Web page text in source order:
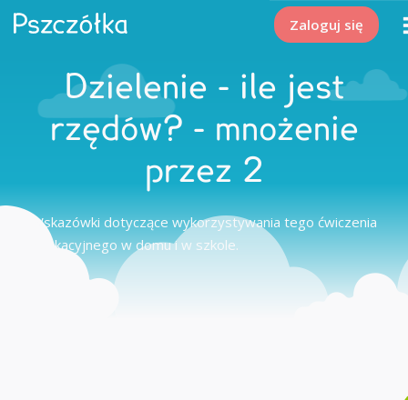
Zaloguj się
Dzielenie - ile jest
rzędów? - mnożenie
przez 2
Wskazówki dotyczące wykorzystywania tego ćwiczenia
edukacyjnego w domu i w szkole.